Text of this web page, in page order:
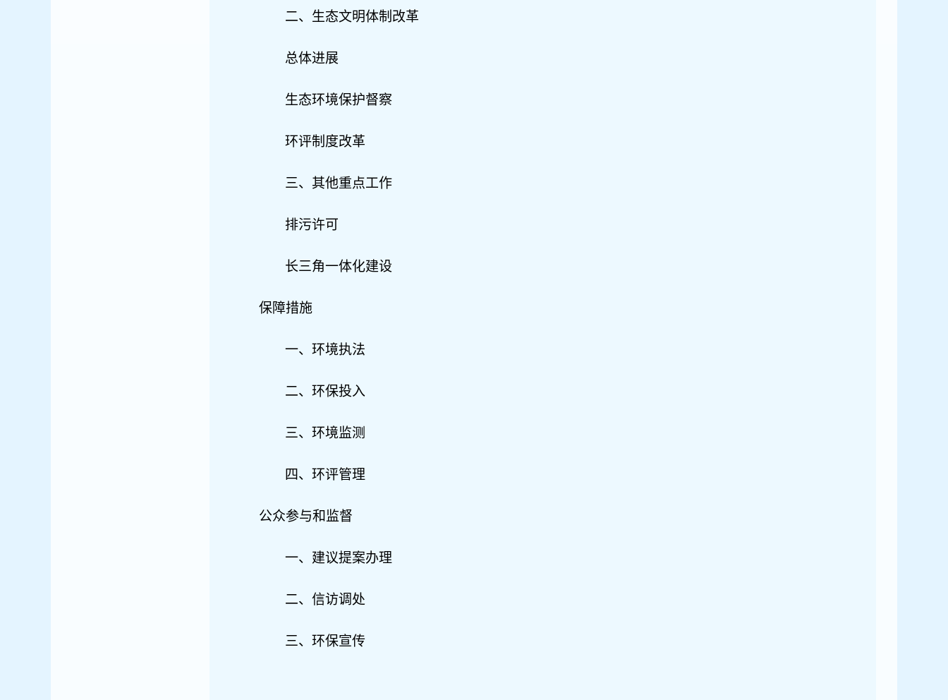
二、 生态文明体制改革
总体进展
生态环境保护督察
环评制度改革
三、 其他重点工作
排污许可
长三角一体化建设
保障措施
一、环境执法
二、环保投入
三、环境监测
四、环评管理
公众参与和监督
一、 建议提案办理
二、 信访调处
三、环保宣传